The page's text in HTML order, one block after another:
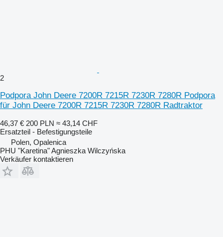
2
Podpora John Deere 7200R 7215R 7230R 7280R Podpora
für John Deere 7200R 7215R 7230R 7280R Radtraktor
46,37 € 200 PLN ≈ 43,14 CHF
Ersatzteil - Befestigungsteile
Polen, Opalenica
PHU "Karetina" Agnieszka Wilczyńska
Verkäufer kontaktieren